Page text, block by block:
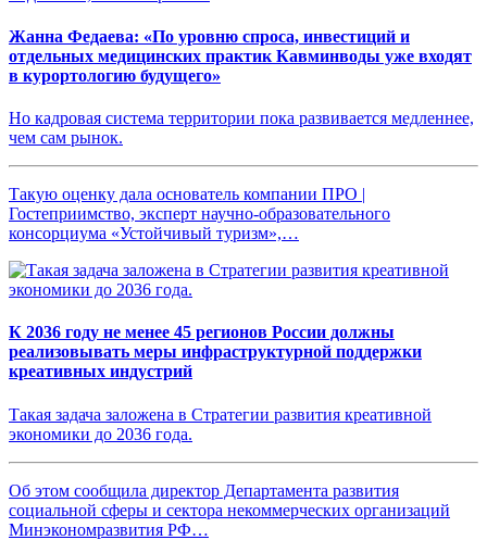
Жанна Федаева: «По уровню спроса, инвестиций и
отдельных медицинских практик Кавминводы уже входят
в курортологию будущего»
Но кадровая система территории пока развивается медленнее,
чем сам рынок.
Такую оценку дала основатель компании ПРО |
Гостеприимство, эксперт научно-образовательного
консорциума «Устойчивый туризм»,…
К 2036 году не менее 45 регионов России должны
реализовывать меры инфраструктурной поддержки
креативных индустрий
Такая задача заложена в Стратегии развития креативной
экономики до 2036 года.
Об этом сообщила директор Департамента развития
социальной сферы и сектора некоммерческих организаций
Минэкономразвития РФ…